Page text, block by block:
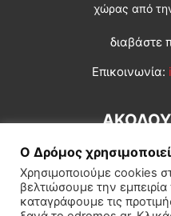
χώρας από
διαβάστε
Επικοινωνία:
Ο Δρόμος
Χρησιμοποιούμε cookies
βελτιώσουμε την
καταγράφουμε τις